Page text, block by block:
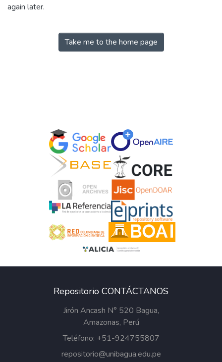
again later.
Take me to the home page
Repositorio CONTÁCTANOS
Jirón Ancash N° 520 Bagua,
Amazonas, Perú
Teléfono: +51-924755807
repositorio@unibagua.edu.pe